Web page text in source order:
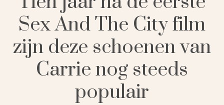
Sex And The City film
zijn deze schoenen van
Carrie nog steeds
populair